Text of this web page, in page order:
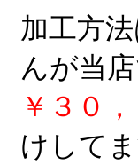
加工方
んが当
￥３０
けしてま